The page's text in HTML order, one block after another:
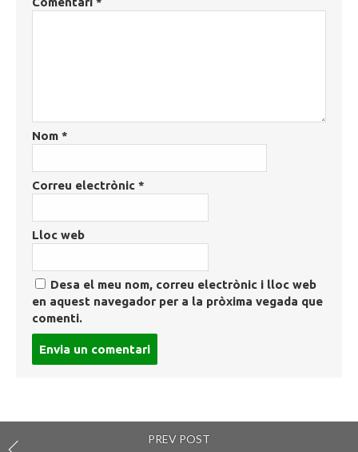
Nom *
Correu electrònic *
Lloc web
Desa el meu nom, correu electrònic i lloc web
en aquest navegador per a la pròxima vegada que
comenti.
PREV POST